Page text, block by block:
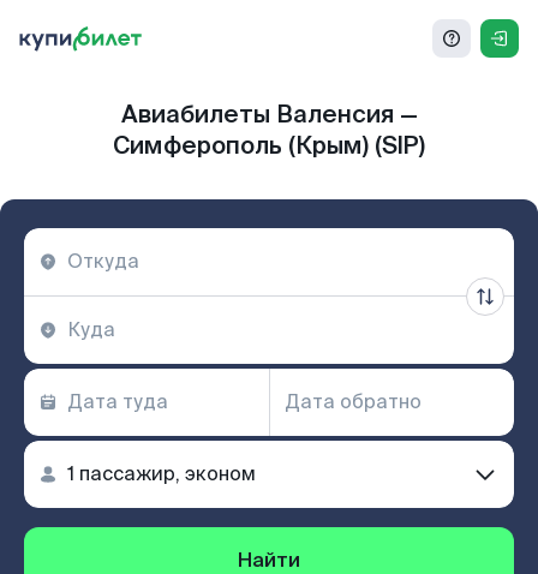
Авиабилеты Валенсия —
Симферополь (Крым) (SIP)
Найти